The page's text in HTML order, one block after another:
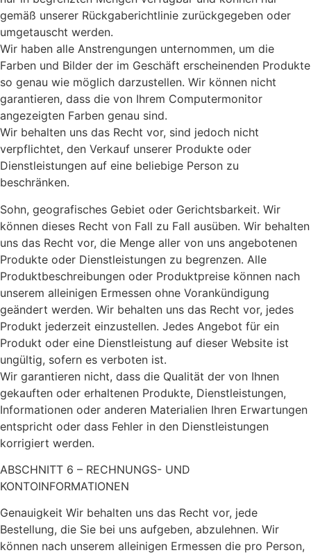
gemäß unserer Rückgaberichtlinie zurückgegeben oder
umgetauscht werden.
Wir haben alle Anstrengungen unternommen, um die
Farben und Bilder der im Geschäft erscheinenden Produkte
so genau wie möglich darzustellen. Wir können nicht
garantieren, dass die von Ihrem Computermonitor
angezeigten Farben genau sind.
Wir behalten uns das Recht vor, sind jedoch nicht
verpflichtet, den Verkauf unserer Produkte oder
Dienstleistungen auf eine beliebige Person zu
beschränken.
Sohn, geografisches Gebiet oder Gerichtsbarkeit. Wir
können dieses Recht von Fall zu Fall ausüben. Wir behalten
uns das Recht vor, die Menge aller von uns angebotenen
Produkte oder Dienstleistungen zu begrenzen. Alle
Produktbeschreibungen oder Produktpreise können nach
unserem alleinigen Ermessen ohne Vorankündigung
geändert werden. Wir behalten uns das Recht vor, jedes
Produkt jederzeit einzustellen. Jedes Angebot für ein
Produkt oder eine Dienstleistung auf dieser Website ist
ungültig, sofern es verboten ist.
Wir garantieren nicht, dass die Qualität der von Ihnen
gekauften oder erhaltenen Produkte, Dienstleistungen,
Informationen oder anderen Materialien Ihren Erwartungen
entspricht oder dass Fehler in den Dienstleistungen
korrigiert werden.
ABSCHNITT 6 – RECHNUNGS- UND
KONTOINFORMATIONEN
Genauigkeit Wir behalten uns das Recht vor, jede
Bestellung, die Sie bei uns aufgeben, abzulehnen. Wir
können nach unserem alleinigen Ermessen die pro Person,